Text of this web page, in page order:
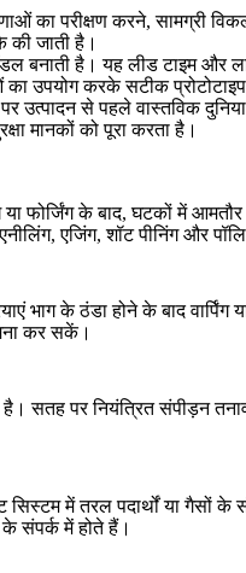
का परीक्षण करने, सामग्री
जाती है।
बनाती है। यह लीड टाइम और
उपयोग करके सटीक
पर उत्पादन से पहले वास्तविक
मानकों को पूरा करता है।
फोर्जिंग के बाद, घटकों में
,एजिंग,शॉट पीनिंगऔर
भाग के ठंडा होने के बाद
कर सकें।
सतह पर नियंत्रित संपीड़न
में तरल पदार्थों या गैसों
के संपर्क में होते हैं।